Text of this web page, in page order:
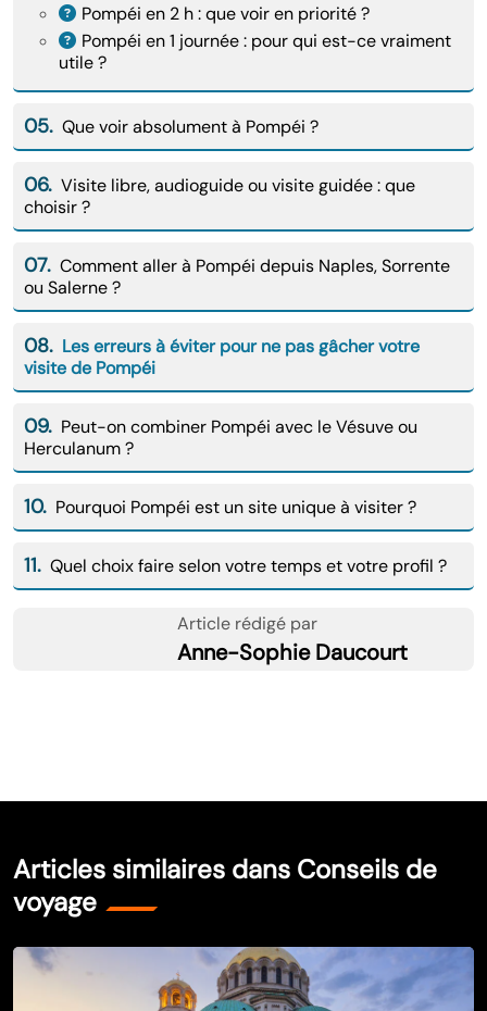
Pompéi en 2 h : que voir en priorité ?
Pompéi en 1 journée : pour qui est-ce vraiment
utile ?
05. Que voir absolument à Pompéi ?
06. Visite libre, audioguide ou visite guidée : que
choisir ?
07. Comment aller à Pompéi depuis Naples, Sorrente
ou Salerne ?
08. Les erreurs à éviter pour ne pas gâcher votre
visite de Pompéi
09. Peut-on combiner Pompéi avec le Vésuve ou
Herculanum ?
10. Pourquoi Pompéi est un site unique à visiter ?
11. Quel choix faire selon votre temps et votre profil ?
Article rédigé par
Anne-Sophie Daucourt
Articles similaires dans Conseils de
voyage